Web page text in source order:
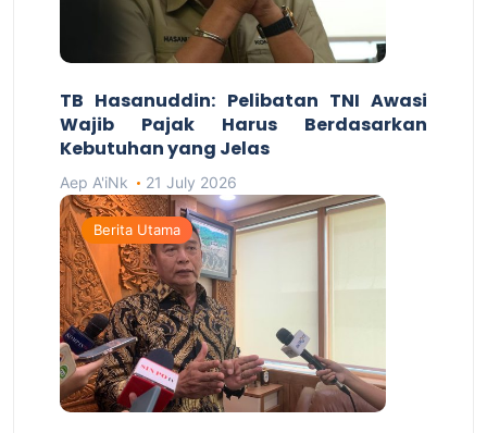
TB Hasanuddin: Pelibatan TNI Awasi
Wajib Pajak Harus Berdasarkan
Kebutuhan yang Jelas
Aep A'iNk 21 July 2026
Berita Utama